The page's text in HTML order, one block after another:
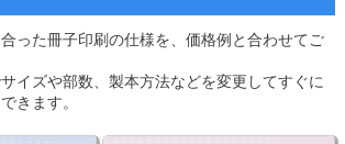
った冊子印刷の仕様を、価格例と合わせてご
イズや部数、製本方法などを変更してすぐに
きます。